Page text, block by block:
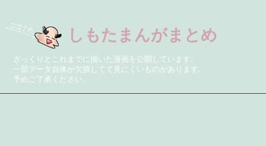
しもたまんがまとめ
ざっくりとこれまでに描いた漫画を公開しています。
一部データ自体が欠損してて見にくいものがあります。
予めご了承ください。